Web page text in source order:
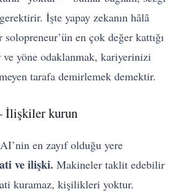
İşte yapay zekanın hâlâ
en çok değer kattığı
yöne odaklanmak, kariyerinizi
tarafa demirlemek demektir.
kurun
en zayıf olduğu yere
ve ilişki. Makineler taklit edebilir
kuramaz, kişilikleri yoktur.